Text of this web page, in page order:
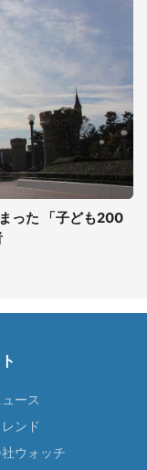
った 「子ども200
ース
ンド
ウォッチ